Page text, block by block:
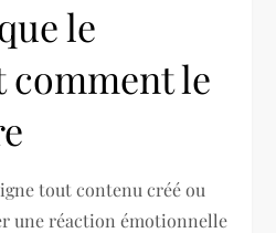
le
le
tout contenu créé ou
une réaction émotionnelle